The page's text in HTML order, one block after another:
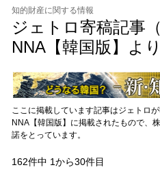
知的財産に関する情報
ジェトロ寄稿記事
NNA【韓国版】より
ここに掲載しています記事はジェトロ
NNA【韓国版】に掲載されたもので、
諾をとっています。
162件中 1から30件目